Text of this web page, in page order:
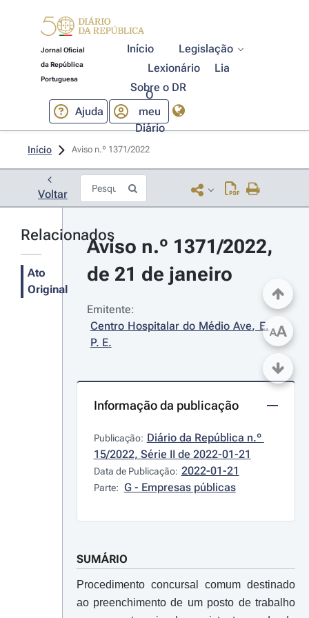
Jornal Oficial
da República
Portuguesa
Início
Legislação
Lexionário
Lia
Sobre o DR
Ajuda
O
meu
Diário
Início Aviso n.º 1371/2022
Voltar
Relacionados
Ato
Original
Aviso n.º 1371/2022,
de 21 de janeiro
Emitente:
Centro Hospitalar do Médio Ave, E.
P. E.
Informação da publicação
Publicação: Diário da República n.º
15/2022, Série II de 2022-01-21
Data de Publicação: 2022-01-21
Parte: G - Empresas públicas
SUMÁRIO
Procedimento concursal comum destinado
ao preenchimento de um posto de trabalho
AA